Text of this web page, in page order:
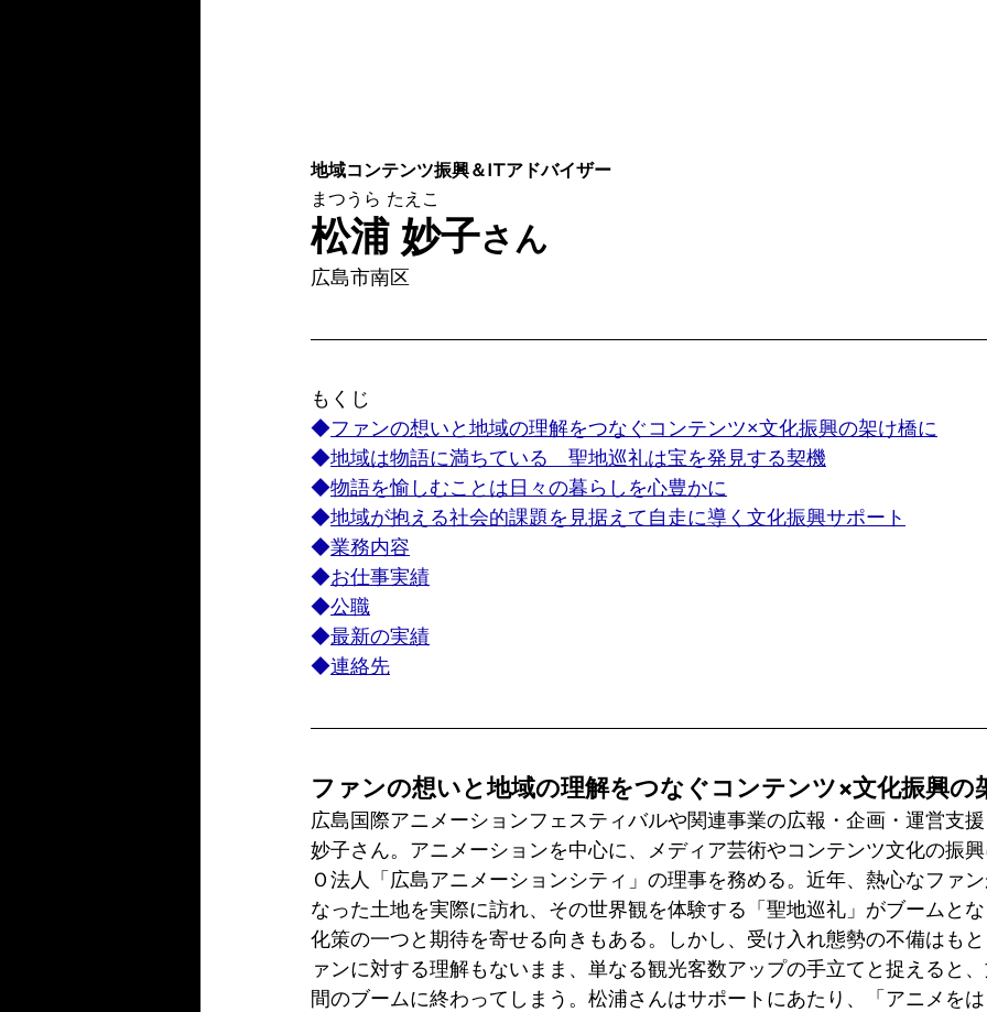
地域コンテンツ振興＆ITアドバイザー
まつうら たえこ
松浦 妙子さん
広島市南区
もくじ
◆ファンの想いと地域の理解をつなぐコンテンツ×文化振興の架け橋に
◆地域は物語に満ちている　聖地巡礼は宝を発見する契機
◆物語を愉しむことは日々の暮らしを心豊かに
◆地域が抱える社会的課題を見据えて自走に導く文化振興サポート
◆業務内容
◆お仕事実績
◆公職
◆最新の実績
◆連絡先
ファンの想いと地域の理解をつなぐコンテンツ×文化振興の
広島国際アニメーションフェスティバルや関連事業の広報・企画・運営支
妙子さん。アニメーションを中心に、メディア芸術やコンテンツ文化の振
Ｏ法人「広島アニメーションシティ」の理事を務める。近年、熱心なファ
なった土地を実際に訪れ、その世界観を体験する「聖地巡礼」がブームと
化策の一つと期待を寄せる向きもある。しかし、受け入れ態勢の不備はも
ァンに対する理解もないまま、単なる観光客数アップの手立てと捉えると
間のブームに終わってしまう。松浦さんはサポートにあたり、「アニメを